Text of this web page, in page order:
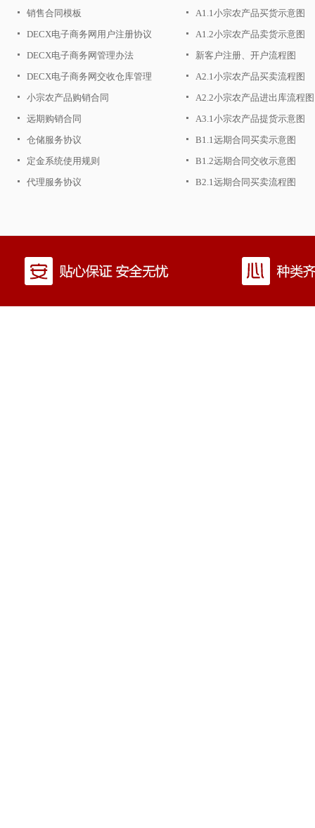
销售合同模板
DECX电子商务网用户注册协议
DECX电子商务网管理办法
DECX电子商务网交收仓库管理
办法
小宗农产品购销合同
远期购销合同
仓储服务协议
定金系统使用规则
代理服务协议
A1.1小宗农产品买货示意图
A1.2小宗农产品卖货示意图
新客户注册、开户流程图
A2.1小宗农产品买卖流程图
A2.2小宗农产品进出库流程图
A3.1小宗农产品提货示意图
B1.1远期合同买卖示意图
B1.2远期合同交收示意图
B2.1远期合同买卖流程图